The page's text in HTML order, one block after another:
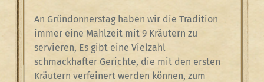
An Gründonnerstag haben wir die Tradition
immer eine Mahlzeit mit 9 Kräutern zu
servieren, Es gibt eine Vielzahl
schmackhafter Gerichte, die mit den ersten
Kräutern verfeinert werden können, zum